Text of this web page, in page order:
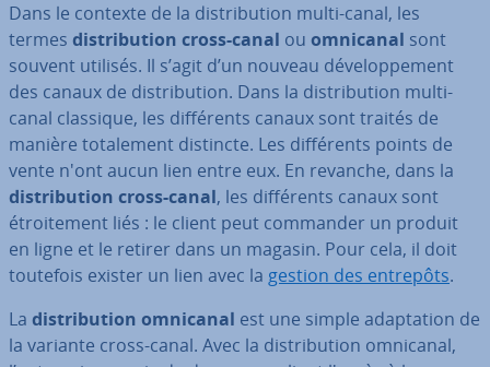
Dans le contexte de la dis­tri­bu­tion multi-canal, les
termes dis­tri­bu­tion cross-canal ou omnicanal sont
souvent utilisés. Il s’agit d’un nouveau dé­ve­lop­pe­ment
des canaux de dis­tri­bu­tion. Dans la dis­tri­bu­tion multi-
canal classique, les dif­fé­rents canaux sont traités de
manière to­ta­le­ment distincte. Les dif­fé­rents points de
vente n'ont aucun lien entre eux. En revanche, dans la
dis­tri­bu­tion cross-canal, les dif­fé­rents canaux sont
étroi­te­ment liés : le client peut commander un produit
en ligne et le retirer dans un magasin. Pour cela, il doit
toutefois exister un lien avec la gestion des entrepôts.
La dis­tri­bu­tion omnicanal est une simple adap­ta­tion de
la variante cross-canal. Avec la dis­tri­bu­tion omnicanal,